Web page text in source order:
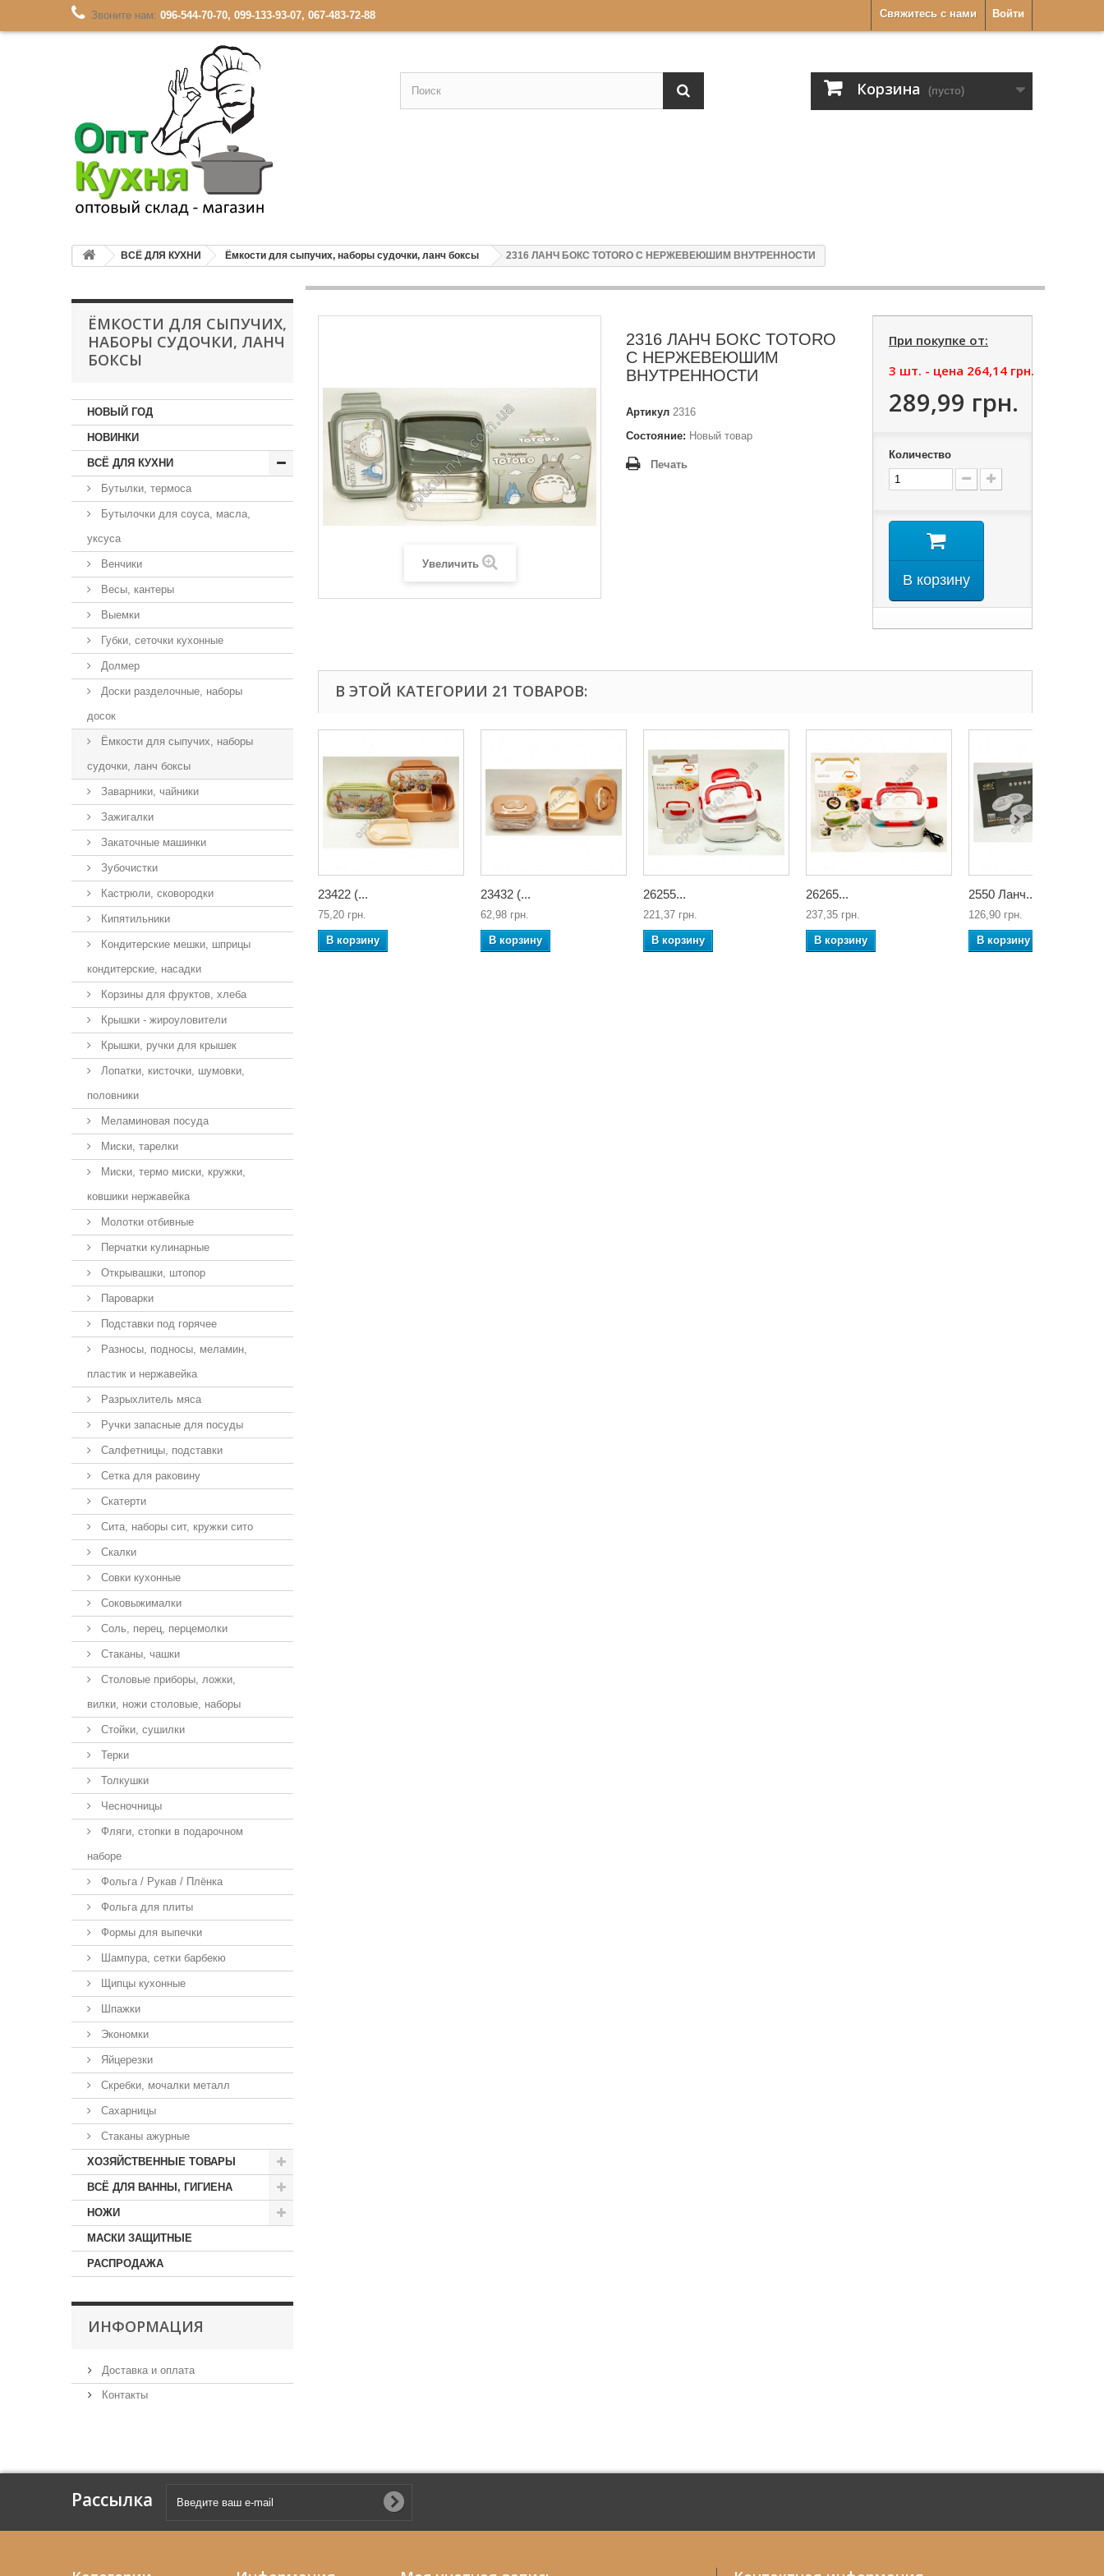
Войти
Свяжитесь с нами
Звоните нам: 096-544-70-70, 099-133-93-07, 067-483-72-88
Корзина (пусто)
ВСЁ ДЛЯ КУХНИ Ёмкости для сыпучих, наборы судочки, ланч боксы 2316 ЛАНЧ БОКС TOTORO С НЕРЖЕВЕЮШИМ ВНУТРЕННОСТИ
ЁМКОСТИ ДЛЯ СЫПУЧИХ,
НАБОРЫ СУДОЧКИ, ЛАНЧ
БОКСЫ
НОВЫЙ ГОД
НОВИНКИ
ВСЁ ДЛЯ КУХНИ
Бутылки, термоса
Бутылочки для соуса, масла,
уксуса
Венчики
Весы, кантеры
Выемки
Губки, сеточки кухонные
Долмер
Доски разделочные, наборы
досок
Ёмкости для сыпучих, наборы
судочки, ланч боксы
Заварники, чайники
Зажигалки
Закаточные машинки
Зубочистки
Кастрюли, сковородки
Кипятильники
Кондитерские мешки, шприцы
кондитерские, насадки
Корзины для фруктов, хлеба
Крышки - жироуловители
Крышки, ручки для крышек
Лопатки, кисточки, шумовки,
половники
Меламиновая посуда
Миски, тарелки
Миски, термо миски, кружки,
ковшики нержавейка
Молотки отбивные
Перчатки кулинарные
Открывашки, штопор
Пароварки
Подставки под горячее
Разносы, подносы, меламин,
пластик и нержавейка
Разрыхлитель мяса
Ручки запасные для посуды
Салфетницы, подставки
Сетка для раковину
Скатерти
Сита, наборы сит, кружки сито
Скалки
Совки кухонные
Соковыжималки
Соль, перец, перцемолки
Стаканы, чашки
Столовые приборы, ложки,
вилки, ножи столовые, наборы
Стойки, сушилки
Терки
Толкушки
Чесночницы
Фляги, стопки в подарочном
наборе
Фольга / Рукав / Плёнка
Фольга для плиты
Формы для выпечки
Шампура, сетки барбекю
Щипцы кухонные
Шпажки
Экономки
Яйцерезки
Скребки, мочалки металл
Сахарницы
Стаканы ажурные
ХОЗЯЙСТВЕННЫЕ ТОВАРЫ
ВСЁ ДЛЯ ВАННЫ, ГИГИЕНА
НОЖИ
МАСКИ ЗАЩИТНЫЕ
РАСПРОДАЖА
ИНФОРМАЦИЯ
Доставка и оплата
Контакты
Увеличить
2316 ЛАНЧ БОКС TOTORO
С НЕРЖЕВЕЮШИМ
ВНУТРЕННОСТИ
Артикул 2316
Состояние: Новый товар
Печать
При покупке от:
3 шт. - цена 264,14 грн.
289,99 грн.
Количество
В корзину
В ЭТОЙ КАТЕГОРИИ 21 ТОВАРОВ:
23422 (...
75,20 грн.
В корзину
23432 (...
62,98 грн.
В корзину
26255...
221,37 грн.
В корзину
26265...
237,35 грн.
В корзину
2550 Ланч...
126,90 грн.
В корзину
Рассылка